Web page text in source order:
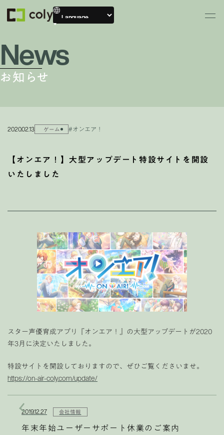
News
お知らせ
2020.02.13 ゲーム #オンエア！
【オンエア！】大型アップデート特設サイトを開設
いたしました
スター声優育成アプリ『オンエア！』の大型アップデートが2020
年3月に決定いたしました。
特設サイトを開設しておりますので、ぜひご覧くださいませ。
https://on-air-coly.com/update/
2019.12.27 会社情報
年末年始ユーザーサポート休業のご案内